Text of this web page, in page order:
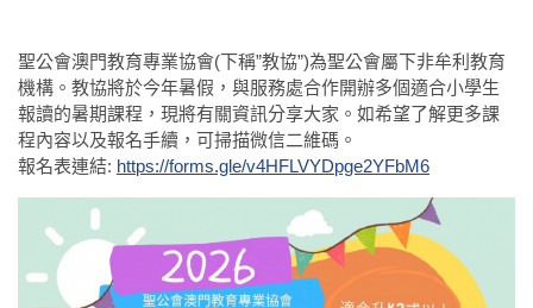
聖公會澳門教育專業協會(下稱”教協”)為聖公會屬下非牟利教育
機構。教協將於今年暑假，與服務處合作開辦多個適合小學生
報讀的暑期課程，現將有關資訊分享大家。如希望了解更多課
程內容以及報名手續，可掃描微信二維碼。
報名表連結: https://forms.gle/v4HFLVYDpge2YFbM6